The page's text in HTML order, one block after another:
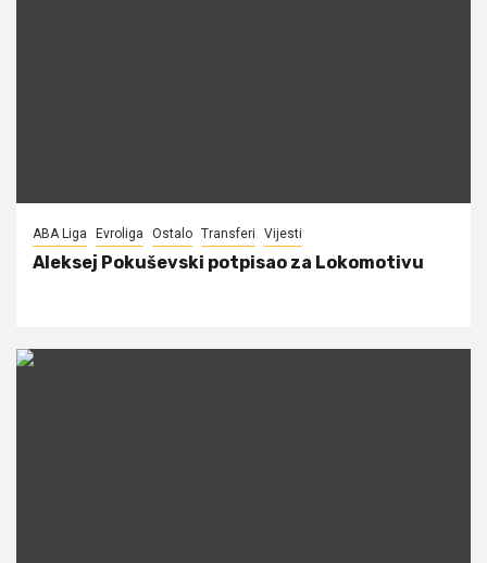
ABA Liga Evroliga Ostalo Transferi Vijesti
Aleksej Pokuševski potpisao za Lokomotivu